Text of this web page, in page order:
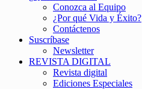
Conozca al Equipo
¿Por qué Vida y Éxito?
Contáctenos
Suscríbase
Newsletter
REVISTA DIGITAL
Revista digital
Ediciones Especiales